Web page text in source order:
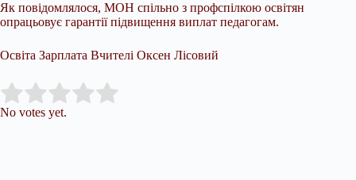
Як повідомлялося, МОН спільно з профспілкою освітян
опрацьовує гарантії підвищення виплат педагогам.
Освіта Зарплата Вчителі Оксен Лісовий
Rate this item:
No votes yet.